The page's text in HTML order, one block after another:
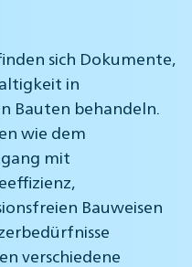
sich Dokumente,
in
Bauten behandeln.
wie dem
mit
Bauweisen
verschiedene